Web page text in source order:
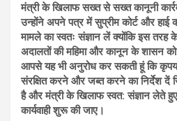
मंत्री के खिलाफ सख्त से सख्त कानूनी
उन्होंने अपने पत्र में सुप्रीम कोर्ट और हाई
मामले का स्वतः संज्ञान लें क्योंकि इस तरह
अदालतों की महिमा और कानून के शासन को
आपसे यह भी अनुरोध कर सकती हूं कि
संरक्षित करने और जब्त करने का निर्देश दें
है और मंत्री के खिलाफ स्वत: संज्ञान लेते
कार्यवाही शुरू की जाए।